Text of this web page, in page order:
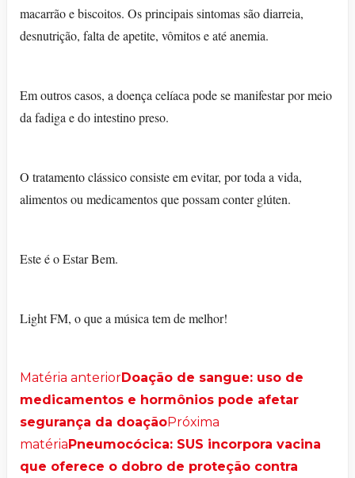
macarrão e biscoitos. Os principais sintomas são diarreia,
desnutrição, falta de apetite, vômitos e até anemia.
Em outros casos, a doença celíaca pode se manifestar por meio
da fadiga e do intestino preso.
O tratamento clássico consiste em evitar, por toda a vida,
alimentos ou medicamentos que possam conter glúten.
Este é o Estar Bem.
Light FM, o que a música tem de melhor!
Matéria anteriorDoação de sangue: uso de
medicamentos e hormônios pode afetar
segurança da doaçãoPróxima
matériaPneumocócica: SUS incorpora vacina
que oferece o dobro de proteção contra